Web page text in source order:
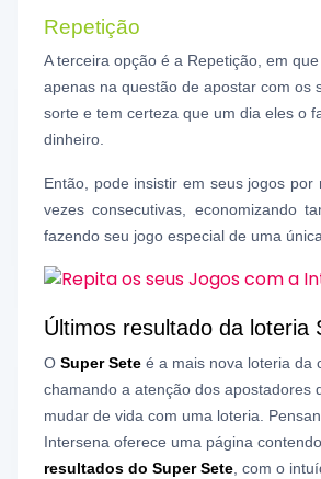
Repetição
A terceira opção é a Repetição, em
apenas na questão de apostar com os
sorte e tem certeza que um dia eles o
dinheiro.
Então, pode insistir em seus jogos por
vezes consecutivas, economizando
fazendo seu jogo especial de uma
Últimos resultado da loteria
O Super Sete é a mais nova loteria da
chamando a atenção dos apostadores
mudar de vida com uma loteria.
Intersena oferece uma página
resultados do Super Sete, com o